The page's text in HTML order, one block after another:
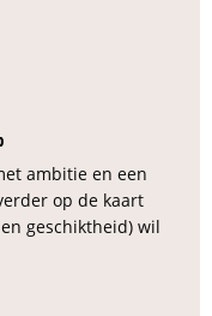
ambitie en een
op de kaart
geschiktheid) wil